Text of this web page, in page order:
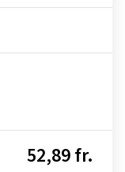
52,89 fr.